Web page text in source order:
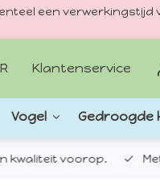
een verwerkingstijd
Klantenservice
Vogel Gedroogde
voorop. Met